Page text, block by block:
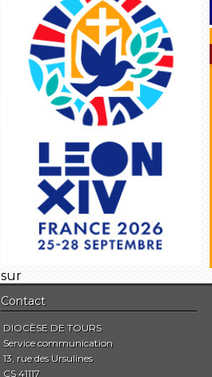
sur
Contact
DIOCÈSE DE TOURS
Service communication
13, rue des Ursulines
CS 41117